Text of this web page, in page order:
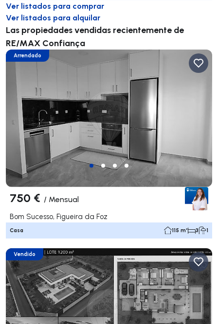
Ver listados para comprar
Ver listados para alquilar
Las propiedades vendidas recientemente de
RE/MAX Confiança
Arrendado
750 € / Mensual
Bom Sucesso, Figueira da Foz
Casa 115 m² 3 1
Vendido